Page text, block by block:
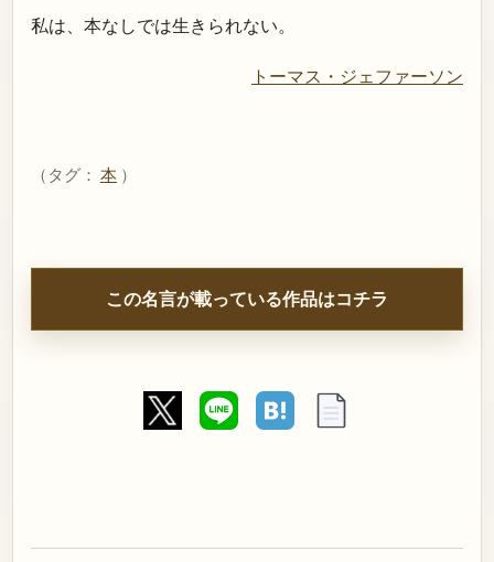
私は、本なしでは生きられない。
トーマス・ジェファーソン
（タグ： 本 ）
この名言が載っている作品はコチラ